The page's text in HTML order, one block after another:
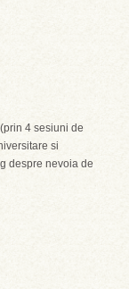
4 sesiuni de
si
despre nevoia de